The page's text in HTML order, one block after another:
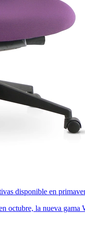
disponible en
octubre, la nueva